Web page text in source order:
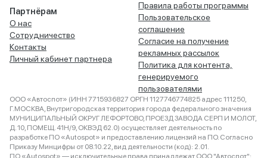
Партнёрам
О нас
Сотрудничество
Контакты
Личный кабинет партнера
Правила работы программы
Пользовательское
соглашение
Согласие на получение
рекламных рассылок
Политика для контента,
генерируемого
пользователями
ООО «Автоспот» (ИНН 7715936827 ОРГН 1127746774825 адрес 111250,
Г.МОСКВА, Внутригородская территория города федерального значения
МУНИЦИПАЛЬНЫЙ ОКРУГ ЛЕФОРТОВО, ПРОЕЗД ЗАВОДА СЕРП И МОЛОТ,
Д. 10, ПОМЕЩ. 41Н/9, ОКВЭД 62.0) осуществляет деятельность по
разработке ПО «Autospot» и предоставлению лицензий на ПО. Согласно
Приказу Минцифры от 08.10.22, вид деятельности (код): 2.01.
ПО «Autospot» — исключительные права принадлежат ООО "Автоспот":